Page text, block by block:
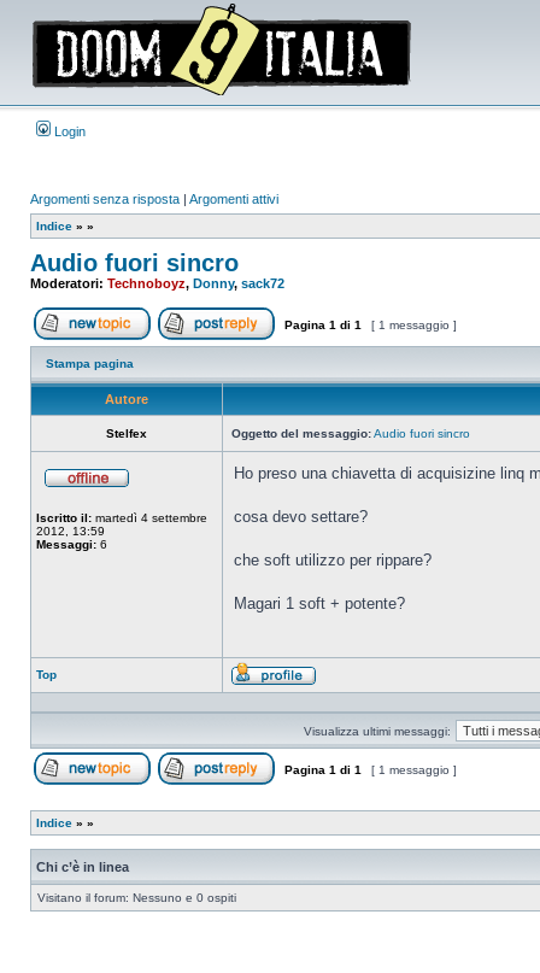
Login
Argomenti senza risposta | Argomenti attivi
Indice » »
Audio fuori sincro
Moderatori: Technoboyz, Donny, sack72
Apri un nuovo argomentoRispondi all’argomento
Pagina 1 di 1 [ 1 messaggio ]
Stampa pagina
Autore
Stelfex Oggetto del messaggio:Audio fuori sincro
Iscritto il: martedì 4 settembre
2012, 13:59
Messaggi: 6
Ho preso una chiavetta di acquisizine linq
cosa devo settare?
che soft utilizzo per rippare?
Magari 1 soft + potente?
Top
Profilo
Visualizza ultimi messaggi:
Pagina 1 di 1 [ 1 messaggio ]
Indice » »
Chi c’è in linea
Visitano il forum: Nessuno e 0 ospiti